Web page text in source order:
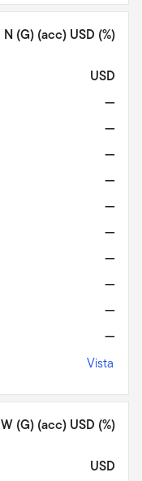
N (G) (acc) USD (%)
USD
—
—
—
—
—
—
—
—
—
—
Vista
W (G) (acc) USD (%)
USD